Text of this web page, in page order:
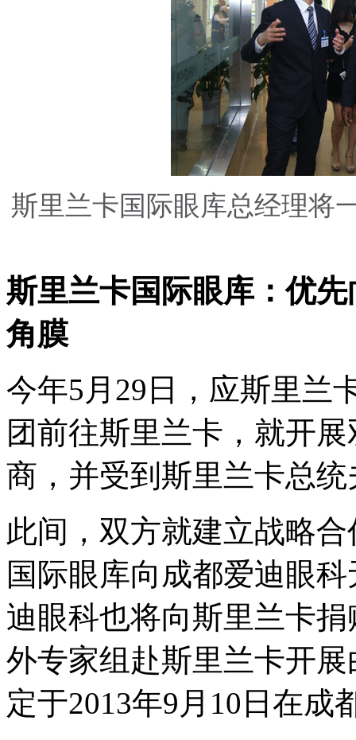
斯里兰卡国际眼库总经理将
斯里兰卡国际眼库：优
角膜
今年5月29日，应斯里兰
团前往斯里兰卡，就开
商，并受到斯里兰卡总
此间，双方就建立战略
国际眼库向成都爱迪眼
迪眼科也将向斯里兰卡
外专家组赴斯里兰卡开
定于2013年9月10日在成